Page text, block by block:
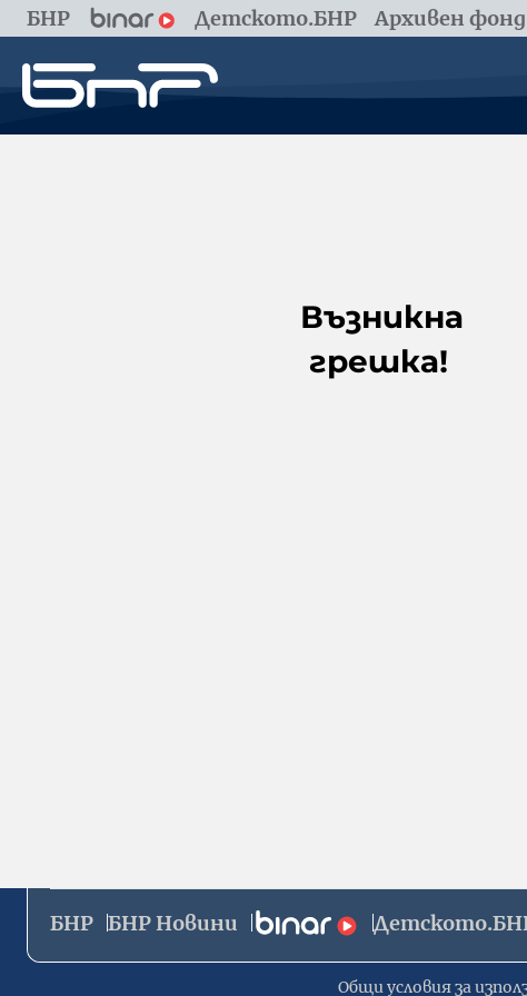
БНР Детското.БНР Архивен
Възникна
грешка!
БНР БНР Новини
Общи условия за